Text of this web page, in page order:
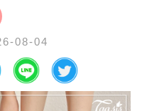
08-04